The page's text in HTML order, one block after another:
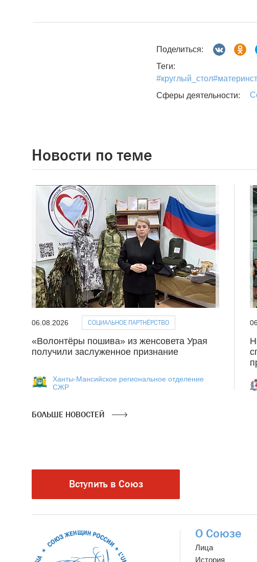
Поделиться:
Теги:
Сферы деятельности:
Новости по теме
06.08.2026 СОЦИАЛЬНОЕ ПАРТНЁРСТВО
«Волонтёры пошива» из женсовета Урая
получили заслуженное признание
Ханты-Мансийское региональное отделение
СЖР
БОЛЬШЕ НОВОСТЕЙ
Вступить в Союз
О Союзе
Лица
История